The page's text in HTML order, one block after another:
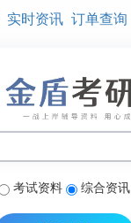
实时资讯 订单查询
考试资料 综合资讯